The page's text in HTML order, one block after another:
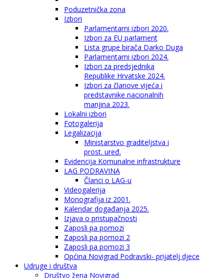
Poduzetnička zona
Izbori
Parlamentarni izbori 2020.
Izbori za EU parlament
Lista grupe birača Darko Duga
Parlamentarni izbori 2024.
Izbori za predsjednika
Republike Hrvatske 2024.
Izbori za članove vijeća i
predstavnike nacionalnih
manjina 2023.
Lokalni izbori
Fotogalerija
Legalizacija
Ministarstvo graditeljstva i
prost. uređ.
Evidencija Komunalne infrastrukture
LAG PODRAVINA
Članci o LAG-u
Videogalerija
Monografija iz 2001.
Kalendar događanja 2025.
Izjava o pristupačnosti
Zaposli pa pomozi
Zaposli pa pomozi 2
Zaposli pa pomozi 3
Općina Novigrad Podravski- prijatelj djece
Udruge i društva
Društvo žena Novigrad